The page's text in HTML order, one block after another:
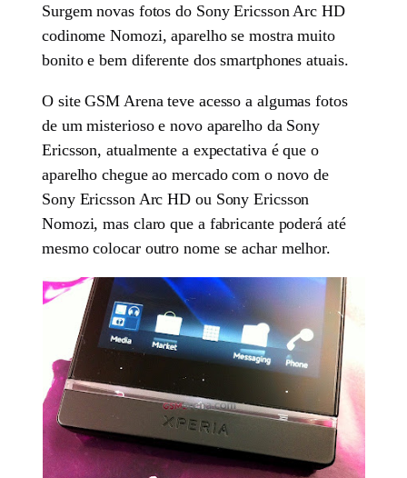
Surgem novas fotos do Sony Ericsson Arc HD
codinome Nomozi, aparelho se mostra muito
bonito e bem diferente dos smartphones atuais.
O site GSM Arena teve acesso a algumas fotos
de um misterioso e novo aparelho da Sony
Ericsson, atualmente a expectativa é que o
aparelho chegue ao mercado com o novo de
Sony Ericsson Arc HD ou Sony Ericsson
Nomozi, mas claro que a fabricante poderá até
mesmo colocar outro nome se achar melhor.